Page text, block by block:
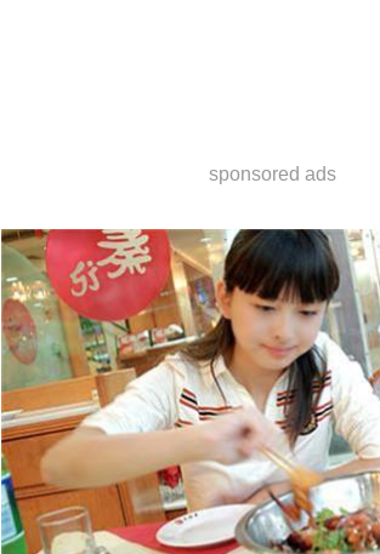
sponsored ads